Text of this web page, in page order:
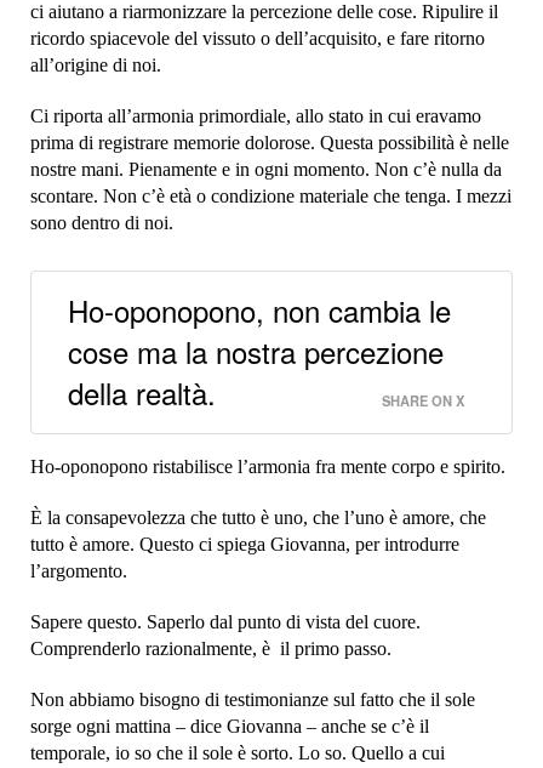
ci aiutano a riarmonizzare la percezione delle cose. Ripulire il
ricordo spiacevole del vissuto o dell’acquisito, e fare ritorno
all’origine di noi.
Ci riporta all’armonia primordiale, allo stato in cui eravamo
prima di registrare memorie dolorose. Questa possibilità è nelle
nostre mani. Pienamente e in ogni momento. Non c’è nulla da
scontare. Non c’è età o condizione materiale che tenga. I mezzi
sono dentro di noi.
Ho-oponopono, non cambia le
cose ma la nostra percezione
della realtà.
SHARE ON X
Ho-oponopono ristabilisce l’armonia fra mente corpo e spirito.
È la consapevolezza che tutto è uno, che l’uno è amore, che
tutto è amore. Questo ci spiega Giovanna, per introdurre
l’argomento.
Sapere questo. Saperlo dal punto di vista del cuore.
Comprenderlo razionalmente, è il primo passo.
Non abbiamo bisogno di testimonianze sul fatto che il sole
sorge ogni mattina – dice Giovanna – anche se c’è il
temporale, io so che il sole è sorto. Lo so. Quello a cui